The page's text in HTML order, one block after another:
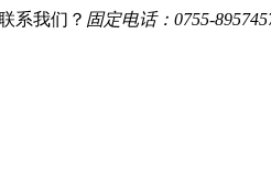
系我们？ 固定电话：0755-